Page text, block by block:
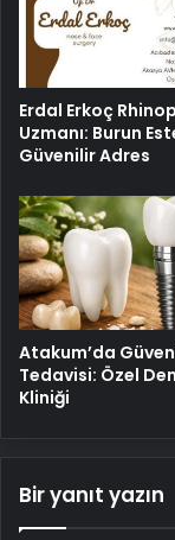
Erdal Erkoç
Uzmanı: Burun
Güvenilir Adres
Atakum’da
Tedavisi: Özel
Kliniği
Bir yanıt yazın